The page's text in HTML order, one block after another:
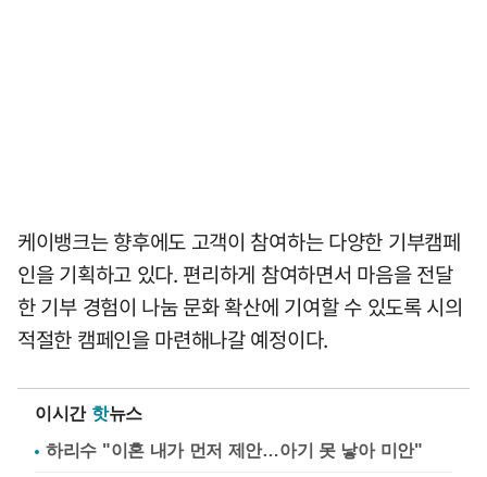
케이뱅크는 향후에도 고객이 참여하는 다양한 기부캠페
인을 기획하고 있다. 편리하게 참여하면서 마음을 전달
한 기부 경험이 나눔 문화 확산에 기여할 수 있도록 시의
적절한 캠페인을 마련해나갈 예정이다.
이시간 핫뉴스
하리수 "이혼 내가 먼저 제안…아기 못 낳아 미안"